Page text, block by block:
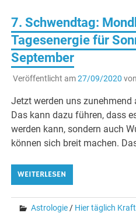
7. Schwendtag:
Tagesenergie für
September
Veröffentlicht am27/09/2020 von
Jetzt werden uns zunehmend
Das kann dazu führen, dass
werden kann, sondern auch
können sich breit machen.
WEITERLESEN
Astrologie / Hier täglich